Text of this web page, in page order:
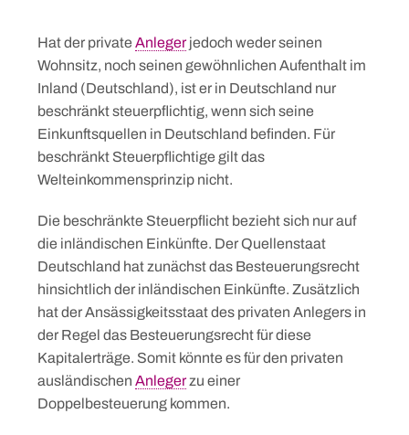
Hat der private Anlegerjedoch weder seinen
Wohnsitz, noch seinen gewöhnlichen Aufenthalt im
Inland (Deutschland), ist er in Deutschland nur
beschränkt steuerpflichtig, wenn sich seine
Einkunftsquellen in Deutschland beﬁnden. Für
beschränkt Steuerpflichtige gilt das
Welteinkommensprinzip nicht.
Die beschränkte Steuerpflicht bezieht sich nur auf
die inländischen Einkünfte. Der Quellenstaat
Deutschland hat zunächst das Besteuerungsrecht
hinsichtlich der inländischen Einkünfte. Zusätzlich
hat der Ansässigkeitsstaat des privaten Anlegers in
der Regel das Besteuerungsrecht für diese
Kapitalerträge. Somit könnte es für den privaten
ausländischen Anlegerzu einer
Doppelbesteuerung kommen.